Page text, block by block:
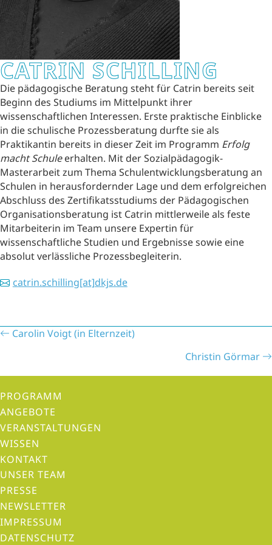
CATRIN SCHILLING
Die pädagogische Beratung steht für Catrin bereits seit
Beginn des Studiums im Mittelpunkt ihrer
wissenschaftlichen Interessen. Erste praktische Einblicke
in die schulische Prozessberatung durfte sie als
Praktikantin bereits in dieser Zeit im Programm Erfolg
macht Schuleerhalten. Mit der Sozialpädagogik-
Masterarbeit zum Thema Schulentwicklungsberatung an
Schulen in herausfordernder Lage und dem erfolgreichen
Abschluss des Zertifikatsstudiums der Pädagogischen
Organisationsberatung ist Catrin mittlerweile als feste
Mitarbeiterin im Team unsere Expertin für
wissenschaftliche Studien und Ergebnisse sowie eine
absolut verlässliche Prozessbegleiterin.
catrin.schilling[at]dkjs.de
P
s
n
a
v
i
g
a
t
i
Carolin Voigt (in Elternzeit)
Christin Görmar
PROGRAMM
ANGEBOTE
VERANSTALTUNGEN
WISSEN
KONTAKT
UNSER TEAM
PRESSE
NEWSLETTER
IMPRESSUM
DATENSCHUTZ